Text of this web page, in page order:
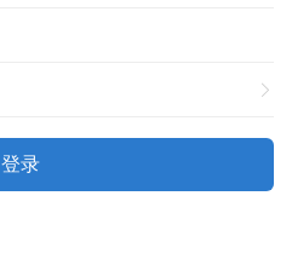
登录